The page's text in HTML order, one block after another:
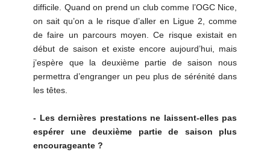
difficile. Quand on prend un club comme l’OGC Nice,
on sait qu’on a le risque d’aller en Ligue 2, comme
de faire un parcours moyen. Ce risque existait en
début de saison et existe encore aujourd’hui, mais
j’espère que la deuxième partie de saison nous
permettra d’engranger un peu plus de sérénité dans
les têtes.
- Les dernières prestations ne laissent-elles pas
espérer une deuxième partie de saison plus
encourageante ?